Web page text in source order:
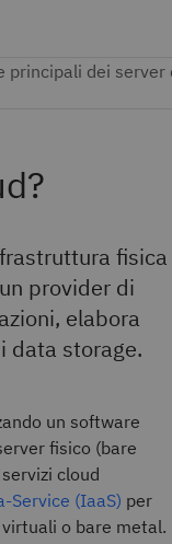
fisica
provider di
elabora
data storage.
un software
fisico (bare
cloud
Service (IaaS) per
o bare metal.